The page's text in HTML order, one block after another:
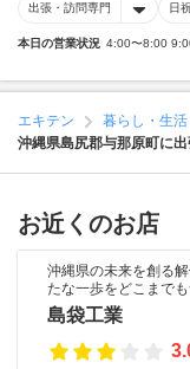
出張・訪問専門 日
本日の営業状況 4:00〜8:00
エキテン 暮らし・生
沖縄県島尻郡与那原町に
お近くのお店
沖縄県の未来を創る
たな一歩をどこまで
島袋工業